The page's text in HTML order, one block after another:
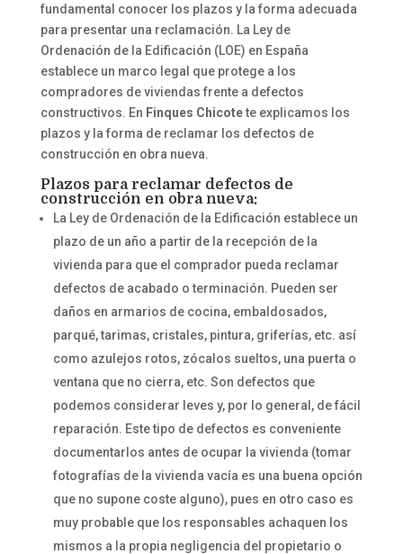
fundamental conocer los plazos y la forma adecuada
para presentar una reclamación. La Ley de
Ordenación de la Edificación (LOE) en España
establece un marco legal que protege a los
compradores de viviendas frente a defectos
constructivos. En Finques Chicotete explicamos los
plazos y la forma de reclamar los defectos de
construcción en obra nueva.
Plazos para reclamar defectos de
construcción en obra nueva:
La Ley de Ordenación de la Edificación establece un
plazo de un año a partir de la recepción de la
vivienda para que el comprador pueda reclamar
defectos de acabado o terminación. Pueden ser
daños en armarios de cocina, embaldosados,
parqué, tarimas, cristales, pintura, griferías, etc. así
como azulejos rotos, zócalos sueltos, una puerta o
ventana que no cierra, etc. Son defectos que
podemos considerar leves y, por lo general, de fácil
reparación. Este tipo de defectos es conveniente
documentarlos antes de ocupar la vivienda (tomar
fotografías de la vivienda vacía es una buena opción
que no supone coste alguno), pues en otro caso es
muy probable que los responsables achaquen los
mismos a la propia negligencia del propietario o